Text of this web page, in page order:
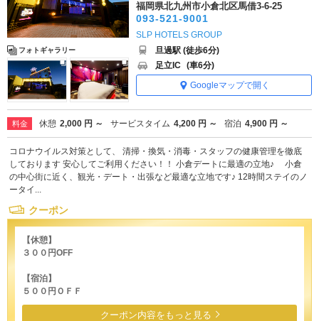
フォトギャラリー
福岡県北九州市小倉北区馬借3-6-25
093-521-9001
SLP HOTELS GROUP
旦過駅 (徒歩6分)
足立IC (車6分)
Googleマップで開く
料金 休憩 2,000 円 ～ サービスタイム 4,200 円 ～ 宿泊 4,900 円 ～
コロナウイルス対策として、 清掃・換気・消毒・スタッフの健康管理を徹底
しております 安心してご利用ください！！ 小倉デートに最適の立地♪ 小倉
の中心街に近く、観光・デート・出張など最適な立地です♪ 12時間ステイのノ
ータイ...
クーポン
【休憩】
３００円OFF
【宿泊】
５００円ＯＦＦ
クーポン内容をもっと見る